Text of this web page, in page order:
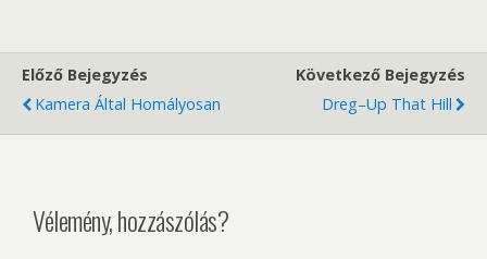
Előző Bejegyzés
Kamera Által Homályosan
Következő Bejegyzés
Dreg–Up That Hill
Vélemény, hozzászólás?